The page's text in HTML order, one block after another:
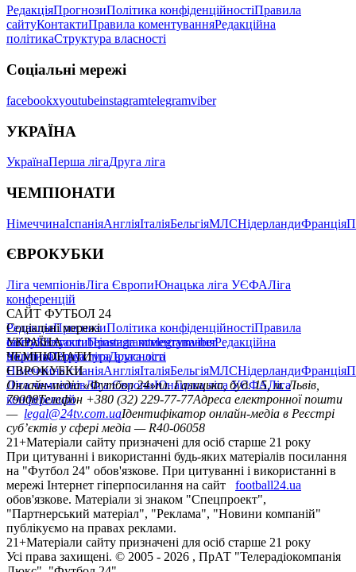
РедакціяПрогнозиПолітика конфіденційностіПравила
сайтуКонтактиПравила коментуванняРедакційна
політикаСтруктура власності
Соціальні мережі
facebookxyoutubeinstagramtelegramviber
УКРАЇНА
УкраїнаПерша лігаДруга ліга
ЧЕМПІОНАТИ
НімеччинаІспаніяАнгліяІталіяБельгіяМЛСНідерландиФранція
ЄВРОКУБКИ
Ліга чемпіонівЛіга ЄвропиЮнацька ліга УЄФАЛіга
конференцій
САЙТ ФУТБОЛ 24
РедакціяПрогнозиПолітика конфіденційностіПравила
сайтуКонтактиПравила коментуванняРедакційна
політикаСтруктура власності
Соціальні мережі
facebookxyoutubeinstagramtelegramviber
УКРАЇНА
УкраїнаПерша лігаДруга ліга
ЧЕМПІОНАТИ
НімеччинаІспаніяАнгліяІталіяБельгіяМЛСНідерландиФранція
ЄВРОКУБКИ
Ліга чемпіонівЛіга ЄвропиЮнацька ліга УЄФАЛіга
конференцій
Онлайн-медіа «Футбол 24»пл. Галицька, буд. 15, м. Львів,
79008Телефон +380 (32) 229-77-77Адреса електронної пошти
— legal@24tv.com.uaІдентифікатор онлайн-медіа в Реєстрі
суб’єктів у сфері медіа — R40-06058
21+Матеріали сайту призначені для осіб старше 21 року
При цитуванні і використанні будь-яких матеріалів посилання
на "Футбол 24" обов'язкове. При цитуванні і використанні в
мережі Інтернет гіперпосилання на сайт
football24.ua
обов'язкове. Матеріали зі знаком "Спецпроект",
"Партнерський матеріал", "Реклама", "Новини компаній"
публікуємо на правах реклами.
21+Матеріали сайту призначені для осіб старше 21 року
Усi права захищенi. © 2005 - 2026 , ПрАТ "Телерадіокомпанія